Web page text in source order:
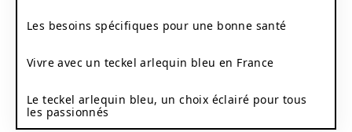
Les besoins spécifiques pour une bonne santé
Vivre avec un teckel arlequin bleu en France
Le teckel arlequin bleu, un choix éclairé pour tous
les passionnés